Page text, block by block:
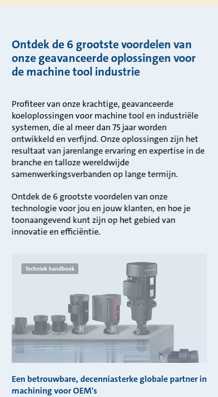
Ontdek de 6 grootste voordelen van
onze geavanceerde oplossingen voor
de machine tool industrie
Profiteer van onze krachtige, geavanceerde
koeloplossingen voor machine tool en industriële
systemen, die al meer dan 75 jaar worden
ontwikkeld en verfijnd. Onze oplossingen zijn het
resultaat van jarenlange ervaring en expertise in de
branche en talloze wereldwijde
samenwerkingsverbanden op lange termijn.
Ontdek de 6 grootste voordelen van onze
technologie voor jou en jouw klanten, en hoe je
toonaangevend kunt zijn op het gebied van
innovatie en efficiëntie.
Techniek handboek
Een betrouwbare, decenniasterke globale partner in
machining voor OEM's